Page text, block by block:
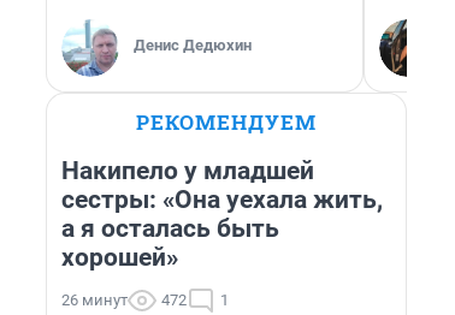
Денис Дедюхин
РЕКОМЕНДУЕМ
Накипело у младшей
сестры: «Она уехала жить,
а я осталась быть
хорошей»
26 минут 472 1